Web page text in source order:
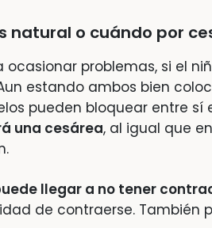
natural o cuándo por
problemas, si el
estando ambos bien
pueden bloquear entre sí
una cesárea, al igual que
llegar a no tener
de contraerse. También